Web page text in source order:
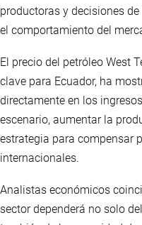
productoras y decisiones
el comportamiento del
El precio del petróleo West
clave para Ecuador, ha
directamente en los
escenario, aumentar la
estrategia para compensar
internacionales.
Analistas económicos
sector dependerá no solo